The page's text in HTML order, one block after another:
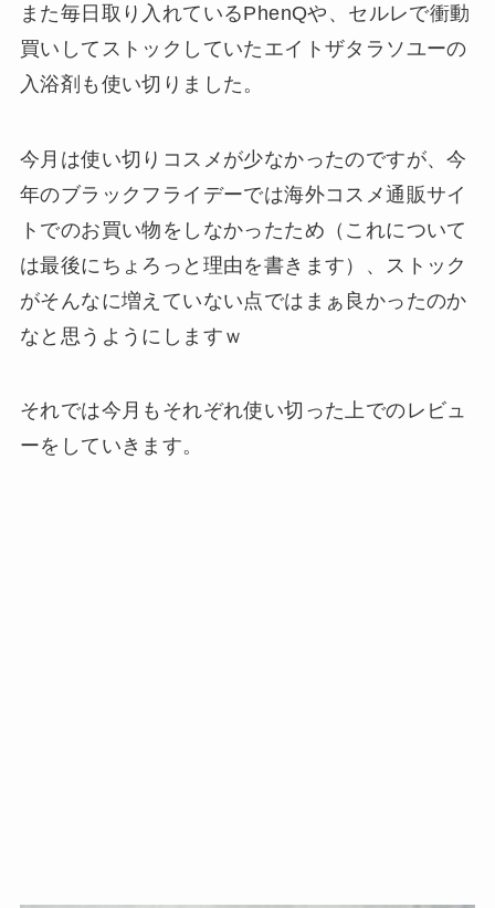
また毎日取り入れているPhenQや、セルレで衝動
買いしてストックしていたエイトザタラソユーの
入浴剤も使い切りました。
今月は使い切りコスメが少なかったのですが、今
年のブラックフライデーでは海外コスメ通販サイ
トでのお買い物をしなかったため（これについて
は最後にちょろっと理由を書きます）、ストック
がそんなに増えていない点ではまぁ良かったのか
なと思うようにしますｗ
それでは今月もそれぞれ使い切った上でのレビュ
ーをしていきます。